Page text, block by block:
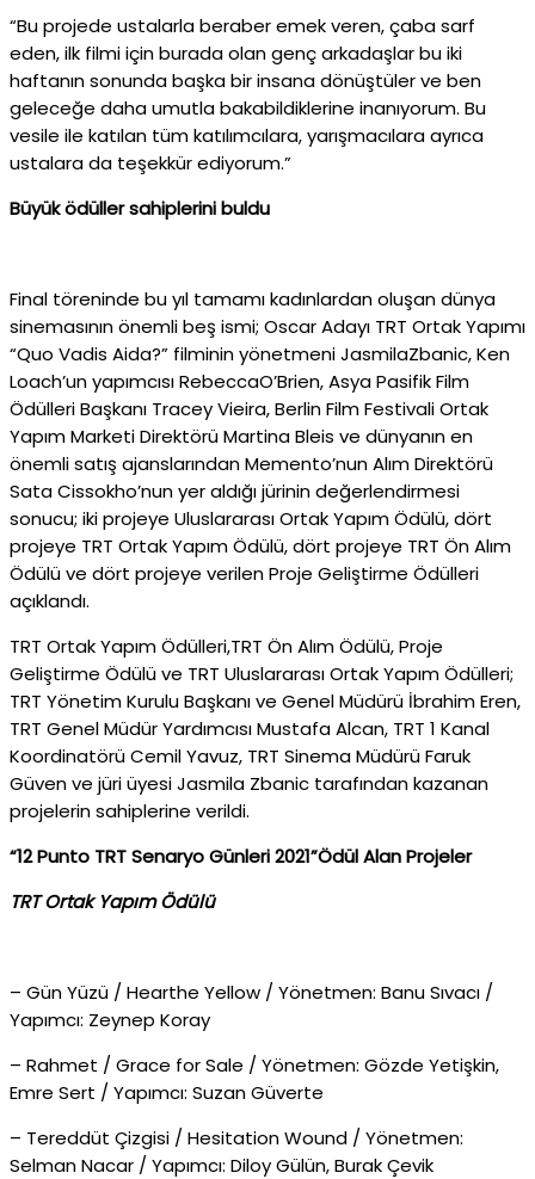
“Bu projede ustalarla beraber emek veren, çaba sarf
eden, ilk filmi için burada olan genç arkadaşlar bu iki
haftanın sonunda başka bir insana dönüştüler ve ben
geleceğe daha umutla bakabildiklerine inanıyorum. Bu
vesile ile katılan tüm katılımcılara, yarışmacılara ayrıca
ustalara da teşekkür ediyorum.”
Büyük ödüller sahiplerini buldu
Final töreninde bu yıl tamamı kadınlardan oluşan dünya
sinemasının önemli beş ismi; Oscar Adayı TRT Ortak Yapımı
“Quo Vadis Aida?” filminin yönetmeni JasmilaZbanic, Ken
Loach’un yapımcısı RebeccaO’Brien, Asya Pasifik Film
Ödülleri Başkanı Tracey Vieira, Berlin Film Festivali Ortak
Yapım Marketi Direktörü Martina Bleis ve dünyanın en
önemli satış ajanslarından Memento’nun Alım Direktörü
Sata Cissokho’nun yer aldığı jürinin değerlendirmesi
sonucu; iki projeye Uluslararası Ortak Yapım Ödülü, dört
projeye TRT Ortak Yapım Ödülü, dört projeye TRT Ön Alım
Ödülü ve dört projeye verilen Proje Geliştirme Ödülleri
açıklandı.
TRT Ortak Yapım Ödülleri,TRT Ön Alım Ödülü, Proje
Geliştirme Ödülü ve TRT Uluslararası Ortak Yapım Ödülleri;
TRT Yönetim Kurulu Başkanı ve Genel Müdürü İbrahim Eren,
TRT Genel Müdür Yardımcısı Mustafa Alcan, TRT 1 Kanal
Koordinatörü Cemil Yavuz, TRT Sinema Müdürü Faruk
Güven ve jüri üyesi Jasmila Zbanic tarafından kazanan
projelerin sahiplerine verildi.
“12 Punto TRT Senaryo Günleri 2021”Ödül Alan Projeler
TRT Ortak Yapım Ödülü
– Gün Yüzü / Hearthe Yellow / Yönetmen: Banu Sıvacı /
Yapımcı: Zeynep Koray
– Rahmet / Grace for Sale / Yönetmen: Gözde Yetişkin,
Emre Sert / Yapımcı: Suzan Güverte
– Tereddüt Çizgisi / Hesitation Wound / Yönetmen:
Selman Nacar / Yapımcı: Diloy Gülün, Burak Çevik